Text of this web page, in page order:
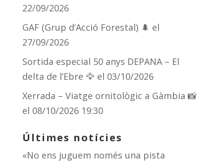
22/09/2026
GAF (Grup d’Acció Forestal) 🌲 el
27/09/2026
Sortida especial 50 anys DEPANA – El
delta de l’Ebre 🦅 el 03/10/2026
Xerrada – Viatge ornitològic a Gàmbia 📸
el 08/10/2026 19:30
Últimes notícies
«No ens juguem només una pista